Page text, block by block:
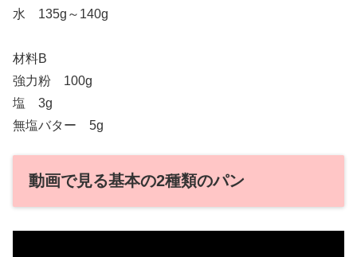
水 135g～140g
材料B
強力粉 100g
塩 3g
無塩バター 5g
動画で見る基本の2種類のパン